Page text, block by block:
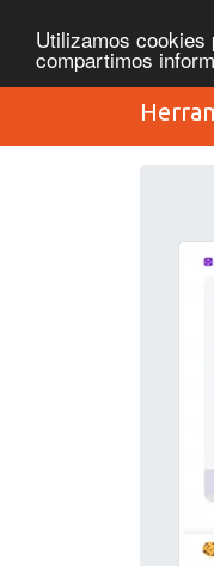
Utilizamos cookies
compartimos